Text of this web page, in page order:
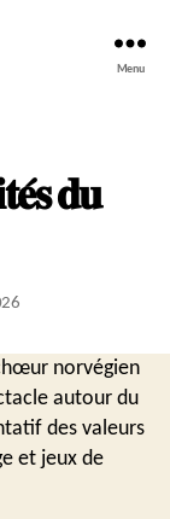
Menu
𝐝𝐮
norvégien
autour du
des valeurs
et jeux de